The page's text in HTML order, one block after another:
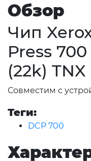
Обзор
Чип
Press
(22k) TNX
Совместим с
Теги:
DCP 700